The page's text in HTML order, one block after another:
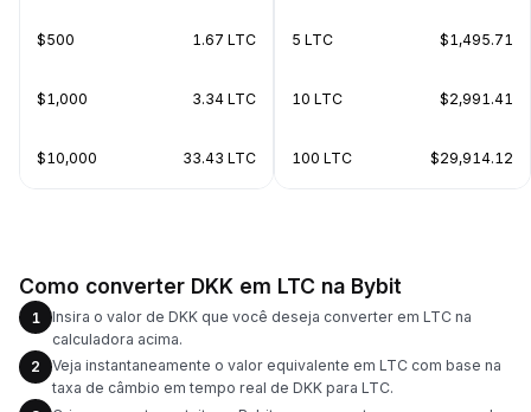
$500 1.67 LTC
$1,000 3.34 LTC
$10,000 33.43 LTC
5 LTC $1,495.71
10 LTC $2,991.41
100 LTC $29,914.12
Como converter DKK em LTC na Bybit
1
Insira o valor de DKK que você deseja converter em LTC na
calculadora acima.
2
Veja instantaneamente o valor equivalente em LTC com base na
taxa de câmbio em tempo real de DKK para LTC.